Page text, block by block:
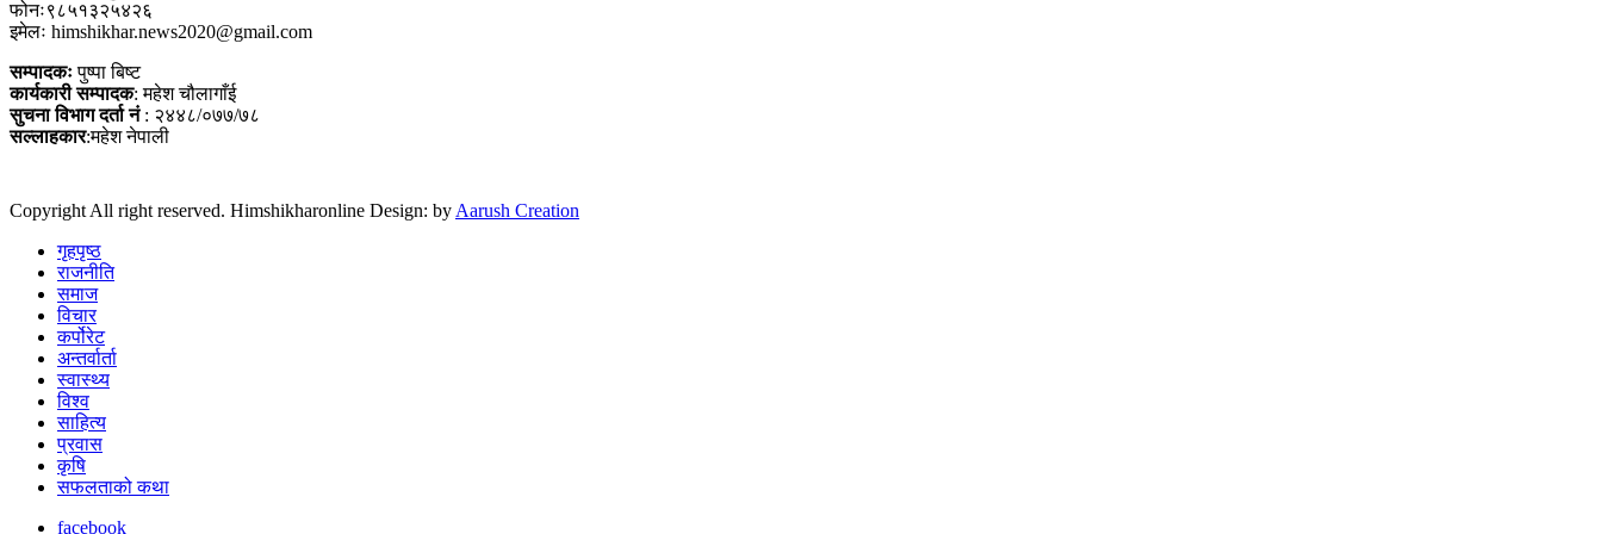
फोनः९८५१३२५४२६
इमेलः himshikhar.news2020@gmail.com
सम्पादकःपुष्पा बिष्ट
कार्यकारी सम्पादक: महेश चौलागाँई
सुचना विभाग दर्ता नं: २४४८/०७७/७८
सल्लाहकार:महेश नेपाली
Copyright All right reserved. Himshikharonline Design: byAarush Creation
गृहपृष्ठ
राजनीति
समाज
विचार
कर्पोरेट
अन्तर्वार्ता
स्वास्थ्य
विश्व
साहित्य
प्रवास
कृषि
सफलताको कथा
facebook